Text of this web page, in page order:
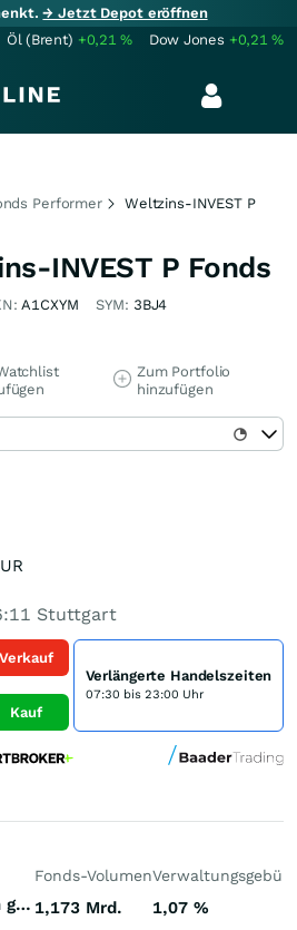
→ Jetzt Depot eröffnen
Öl (Brent) +0,21% Dow Jones +0,21%
Performer Weltzins-INVEST P
INVEST P Fonds
A1CXYM SYM: 3BJ4
Zum Portfolio
hinzufügen
Stuttgart
Verkauf
Kauf
Verlängerte Handelszeiten
07:30 bis 23:00 Uhr
Rentenfonds allgemein gemischte Laufzeiten Emerging Markets Weichwährungen (Welt)
Fonds-Volumen
1,173 Mrd. 1,07 %